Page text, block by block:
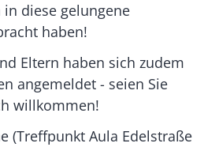
diese gelungene
haben!
Eltern haben sich zudem
angemeldet - seien Sie
willkommen!
(Treffpunkt Aula Edelstraße